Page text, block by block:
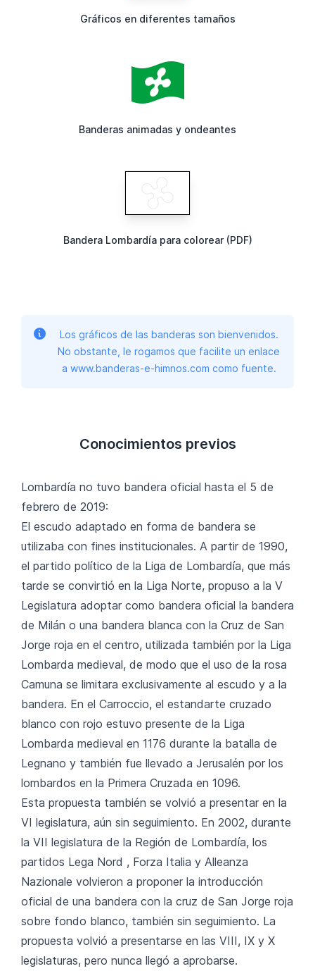
Gráficos en diferentes tamaños
Banderas animadas y ondeantes
Bandera Lombardía para colorear (PDF)
Los gráficos de las banderas son bienvenidos.
No obstante, le rogamos que facilite un enlace
a www.banderas-e-himnos.com como fuente.
Conocimientos previos
Lombardía no tuvo bandera oficial hasta el 5 de
febrero de 2019:
El escudo adaptado en forma de bandera se
utilizaba con fines institucionales. A partir de 1990,
el partido político de la Liga de Lombardía, que más
tarde se convirtió en la Liga Norte, propuso a la V
Legislatura adoptar como bandera oficial la bandera
de Milán o una bandera blanca con la Cruz de San
Jorge roja en el centro, utilizada también por la Liga
Lombarda medieval, de modo que el uso de la rosa
Camuna se limitara exclusivamente al escudo y a la
bandera. En el Carroccio, el estandarte cruzado
blanco con rojo estuvo presente de la Liga
Lombarda medieval en 1176 durante la batalla de
Legnano y también fue llevado a Jerusalén por los
lombardos en la Primera Cruzada en 1096.
Esta propuesta también se volvió a presentar en la
VI legislatura, aún sin seguimiento. En 2002, durante
la VII legislatura de la Región de Lombardía, los
partidos Lega Nord , Forza Italia y Alleanza
Nazionale volvieron a proponer la introducción
oficial de una bandera con la cruz de San Jorge roja
sobre fondo blanco, también sin seguimiento. La
propuesta volvió a presentarse en las VIII, IX y X
legislaturas, pero nunca llegó a aprobarse.